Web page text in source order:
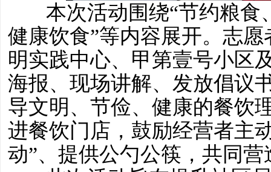
本次活动围绕“节约粮
健康饮食”等内容展开。志
明实践中心、甲第壹号小区
海报、现场讲解、发放倡议
导文明、节俭、健康的餐饮
进餐饮门店，鼓励经营者主
动”、提供公勺公筷，共同